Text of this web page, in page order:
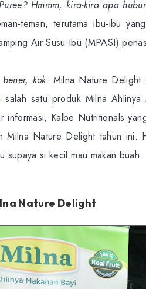
Hmmm, kira-kira apa
teman, terutama ibu-ibu
Air Susu Ibu (MPASI)
kok. Milna Nature Delight
salah satu produk Milna Ahlinya
informasi, Kalbe Nutritionals
Milna Nature Delight tahun ini.
supaya si kecil mau makan buah.
Nature Delight